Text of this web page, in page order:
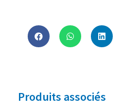
Produits associés